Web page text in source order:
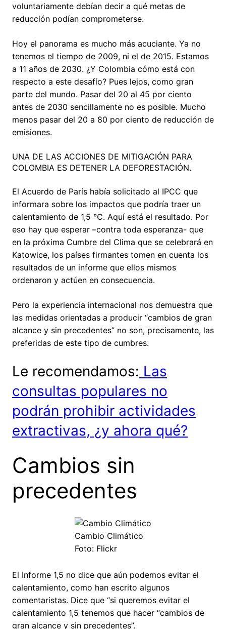
voluntariamente debían decir a qué metas de
reducción podían comprometerse.
Hoy el panorama es mucho más acuciante. Ya no
tenemos el tiempo de 2009, ni el de 2015. Estamos
a 11 años de 2030. ¿Y Colombia cómo está con
respecto a este desafío? Pues lejos, como gran
parte del mundo. Pasar del 20 al 45 por ciento
antes de 2030 sencillamente no es posible. Mucho
menos pasar del 20 a 80 por ciento de reducción de
emisiones.
UNA DE LAS ACCIONES DE MITIGACIÓN PARA
COLOMBIA ES DETENER LA DEFORESTACIÓN.
El Acuerdo de París había solicitado al IPCC que
informara sobre los impactos que podría traer un
calentamiento de 1,5 ℃. Aquí está el resultado. Por
eso hay que esperar –contra toda esperanza- que
en la próxima Cumbre del Clima que se celebrará en
Katowice, los países firmantes tomen en cuenta los
resultados de un informe que ellos mismos
ordenaron y actúen en consecuencia.
Pero la experiencia internacional nos demuestra que
las medidas orientadas a producir “cambios de gran
alcance y sin precedentes” no son, precisamente, las
preferidas de este tipo de cumbres.
Le recomendamos: Las
consultas populares no
podrán prohibir actividades
extractivas, ¿y ahora qué?
Cambios sin
precedentes
Cambio Climático
Foto: Flickr
El Informe 1,5 no dice que aún podemos evitar el
calentamiento, como han escrito algunos
comentaristas. Dice que “si queremos evitar el
calentamiento 1,5 tenemos que hacer “cambios de
gran alcance y sin precedentes”.